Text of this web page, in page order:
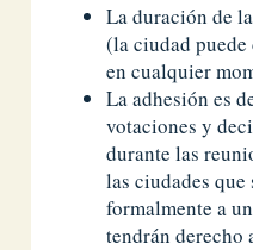
La duración de
(la ciudad
en cualquier
La adhesión es
votaciones y
durante las
las ciudades que
formalmente a
tendrán derecho